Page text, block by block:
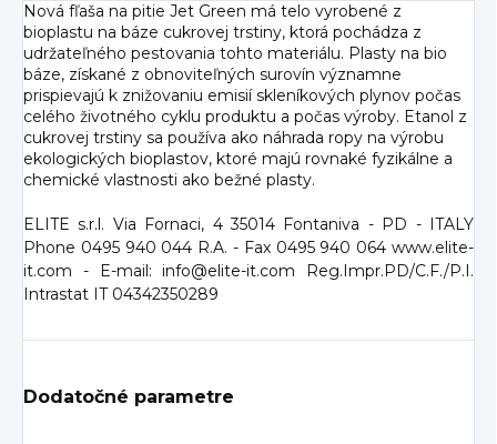
Nová fľaša na pitie Jet Green má telo vyrobené z
bioplastu na báze cukrovej trstiny, ktorá pochádza z
udržateľného pestovania tohto materiálu. Plasty na bio
báze, získané z obnoviteľných surovín významne
prispievajú k znižovaniu emisií skleníkových plynov počas
celého životného cyklu produktu a počas výroby. Etanol z
cukrovej trstiny sa používa ako náhrada ropy na výrobu
ekologických bioplastov, ktoré majú rovnaké fyzikálne a
chemické vlastnosti ako bežné plasty.
ELITE s.r.l. Via Fornaci, 4 35014 Fontaniva - PD - ITALY
Phone 0495 940 044 R.A. - Fax 0495 940 064 www.elite-
it.com - E-mail: info@elite-it.com Reg.Impr.PD/C.F./P.I.
Intrastat IT 04342350289
Dodatočné parametre